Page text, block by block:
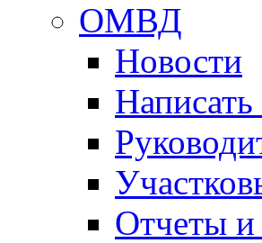
ОМВД
Новости
Отчеты и